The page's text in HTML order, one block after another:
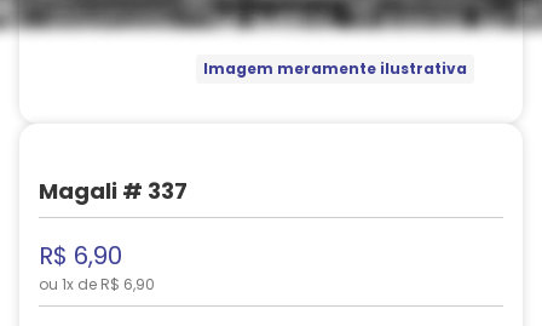
Imagem meramente ilustrativa
Magali # 337
R$ 6,90
ou 1x de R$ 6,90